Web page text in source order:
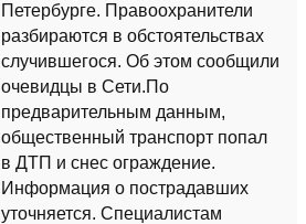
Петербурге. Правоохранители
разбираются в обстоятельствах
случившегося. Об этом сообщили
очевидцы в Сети.По
предварительным данным,
общественный транспорт попал
в ДТП и снес ограждение.
Информация о пострадавших
уточняется. Специалистам